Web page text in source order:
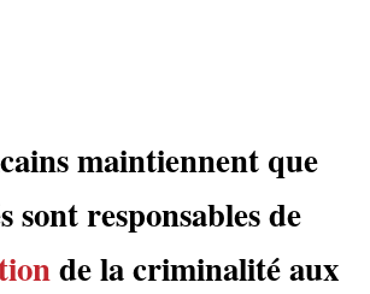
maintiennent que
sont responsables de
de la criminalité aux